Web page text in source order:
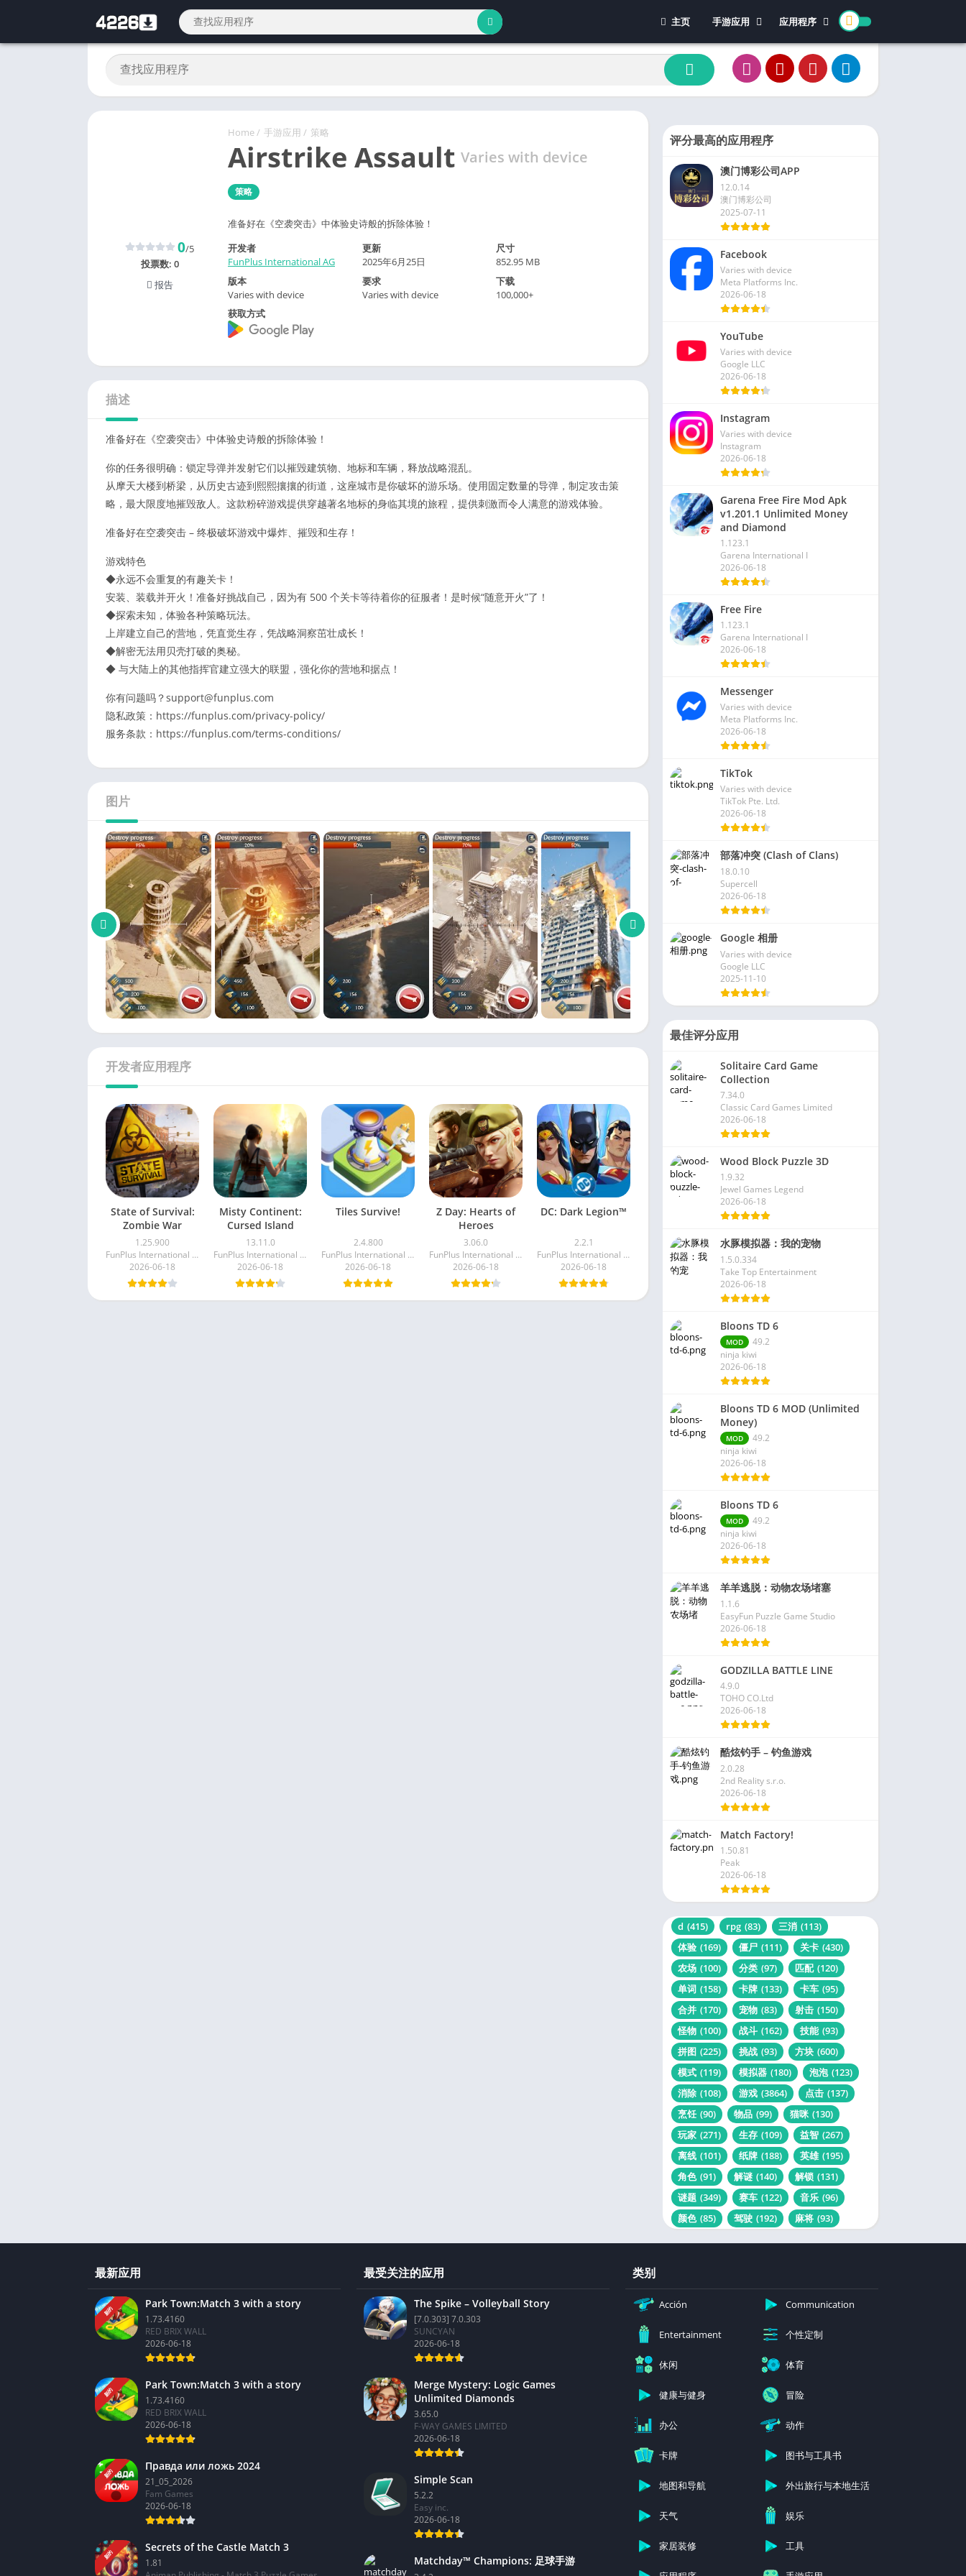
主页
手游应用
休闲游戏
冒险游戏
教育游戏
角色扮演
文字游戏
竞速游戏
策略游戏
应用程序
体育
办公
Home/ 手游应用 / 策略
Airstrike Assault Varies with device
策略
准备好在《空袭突击》中体验史诗般的拆除体验！
0/5
投票数: 0
报告
开发者
FunPlus International AG
更新
2025年6月25日
尺寸
852.95 MB
版本
Varies with device
要求
Varies with device
下载
100,000+
获取方式
描述
准备好在《空袭突击》中体验史诗般的拆除体验！
你的任务很明确：锁定导弹并发射它们以摧毁建筑物、地标和车辆，释放战略混乱。
从摩天大楼到桥梁，从历史古迹到熙熙攘攘的街道，这座城市是你破坏的游乐场。使用固定数量的导弹，制定攻击策
略，最大限度地摧毁敌人。这款粉碎游戏提供穿越著名地标的身临其境的旅程，提供刺激而令人满意的游戏体验。
准备好在空袭突击 – 终极破坏游戏中爆炸、摧毁和生存！
游戏特色
◆永远不会重复的有趣关卡！
安装、装载并开火！准备好挑战自己，因为有 500 个关卡等待着你的征服者！是时候“随意开火”了！
◆探索未知，体验各种策略玩法。
上岸建立自己的营地，凭直觉生存，凭战略洞察茁壮成长！
◆解密无法用贝壳打破的奥秘。
◆ 与大陆上的其他指挥官建立强大的联盟，强化你的营地和据点！
你有问题吗？support@funplus.com
隐私政策：https://funplus.com/privacy-policy/
服务条款：https://funplus.com/terms-conditions/
图片
开发者应用程序
State of Survival:
Zombie War
1.25.900
FunPlus International AG
2026-06-18
Misty Continent:
Cursed Island
13.11.0
FunPlus International AG
2026-06-18
Tiles Survive!
2.4.800
FunPlus International AG
2026-06-18
Z Day: Hearts of
Heroes
3.06.0
FunPlus International AG
2026-06-18
DC: Dark Legion™
2.2.1
FunPlus International AG
2026-06-18
评分最高的应用程序
澳门博彩公司APP
12.0.14
澳门博彩公司
2025-07-11
Facebook
Varies with device
Meta Platforms Inc.
2026-06-18
YouTube
Varies with device
Google LLC
2026-06-18
Instagram
Varies with device
Instagram
2026-06-18
Garena Free Fire Mod Apk
v1.201.1 Unlimited Money
and Diamond
1.123.1
Garena International I
2026-06-18
Free Fire
1.123.1
Garena International I
2026-06-18
Messenger
Varies with device
Meta Platforms Inc.
2026-06-18
TikTok
Varies with device
TikTok Pte. Ltd.
2026-06-18
部落冲突 (Clash of Clans)
18.0.10
Supercell
2026-06-18
Google 相册
Varies with device
Google LLC
2025-11-10
最佳评分应用
Solitaire Card Game
Collection
7.34.0
Classic Card Games Limited
2026-06-18
Wood Block Puzzle 3D
1.9.32
Jewel Games Legend
2026-06-18
水豚模拟器：我的宠物
1.5.0.334
Take Top Entertainment
2026-06-18
Bloons TD 6
MOD
49.2
ninja kiwi
2026-06-18
Bloons TD 6 MOD (Unlimited
Money)
MOD
49.2
ninja kiwi
2026-06-18
Bloons TD 6
MOD
49.2
ninja kiwi
2026-06-18
羊羊逃脱：动物农场堵塞
1.1.6
EasyFun Puzzle Game Studio
2026-06-18
GODZILLA BATTLE LINE
4.9.0
TOHO CO.Ltd
2026-06-18
酷炫钓手 – 钓鱼游戏
2.0.28
2nd Reality s.r.o.
2026-06-18
Match Factory!
1.50.81
Peak
2026-06-18
d (415) rpg (83) 三消 (113)
体验 (169) 僵尸 (111) 关卡 (430)
农场 (100) 分类 (97) 匹配 (120)
单词 (158) 卡牌 (133) 卡车 (95)
合并 (170) 宠物 (83) 射击 (150)
怪物 (100) 战斗 (162) 技能 (93)
拼图 (225) 挑战 (93) 方块 (600)
模式 (119) 模拟器 (180) 泡泡 (123)
消除 (108) 游戏 (3864) 点击 (137)
烹饪 (90) 物品 (99) 猫咪 (130)
玩家 (271) 生存 (109) 益智 (267)
离线 (101) 纸牌 (188) 英雄 (195)
角色 (91) 解谜 (140) 解锁 (131)
谜题 (349) 赛车 (122) 音乐 (96)
颜色 (85) 驾驶 (192) 麻将 (93)
最新应用
新的
Park Town:Match 3 with a story
1.73.4160
RED BRIX WALL
2026-06-18
新的
Park Town:Match 3 with a story
1.73.4160
RED BRIX WALL
2026-06-18
新的
Правда или ложь 2024
21_05_2026
Fam Games
2026-06-18
新的
Secrets of the Castle Match 3
1.81
最受关注的应用
The Spike – Volleyball Story
[7.0.303] 7.0.303
SUNCYAN
2026-06-18
Merge Mystery: Logic Games
Unlimited Diamonds
3.65.0
F-WAY GAMES LIMITED
2026-06-18
Simple Scan
5.2.2
Easy inc.
2026-06-18
Matchday™ Champions: 足球手游
类别
Acción Communication
Entertainment 个性定制
休闲 体育
健康与健身 冒险
办公 动作
卡牌 图书与工具书
地图和导航 外出旅行与本地生活
天气 娱乐
家居装修 工具